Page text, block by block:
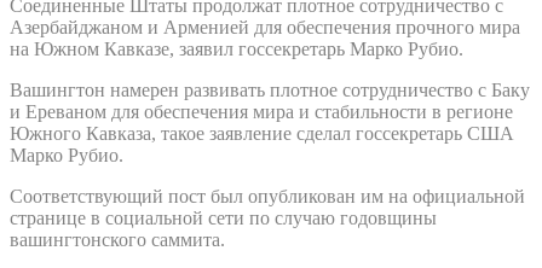
Соединенные Штаты продолжат плотное сотрудничество с
Азербайджаном и Арменией для обеспечения прочного мира
на Южном Кавказе, заявил госсекретарь Марко Рубио.
Вашингтон намерен развивать плотное сотрудничество с Баку
и Ереваном для обеспечения мира и стабильности в регионе
Южного Кавказа, такое заявление сделал госсекретарь США
Марко Рубио.
Соответствующий пост был опубликован им на официальной
странице в социальной сети по случаю годовщины
вашингтонского саммита.